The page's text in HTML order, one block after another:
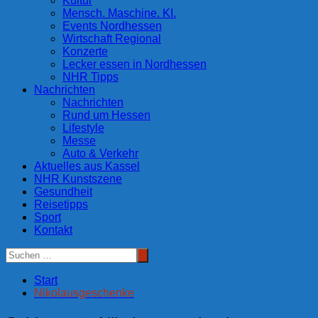
Mensch. Maschine. KI.
Events Nordhessen
Wirtschaft Regional
Konzerte
Lecker essen in Nordhessen
NHR Tipps
Nachrichten
Nachrichten
Rund um Hessen
Lifestyle
Messe
Auto & Verkehr
Aktuelles aus Kassel
NHR Kunstszene
Gesundheit
Reisetipps
Sport
Kontakt
Start
Nikolausgeschenke